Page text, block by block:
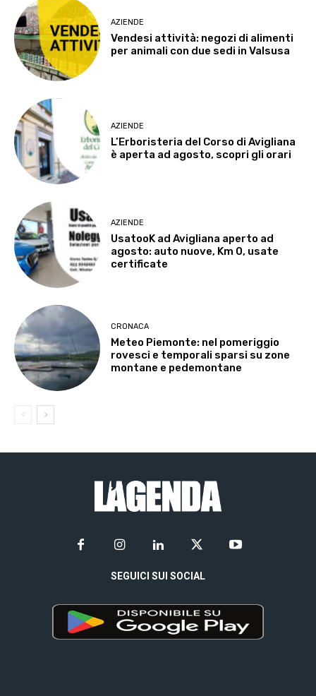
AZIENDE
Vendesi attività: negozi di alimenti
per animali con due sedi in Valsusa
AZIENDE
L’Erboristeria del Corso di Avigliana
è aperta ad agosto, scopri gli orari
AZIENDE
UsatooK ad Avigliana aperto ad
agosto: auto nuove, Km 0, usate
certificate
CRONACA
Meteo Piemonte: nel pomeriggio
rovesci e temporali sparsi su zone
montane e pedemontane
SEGUICI SUI SOCIAL